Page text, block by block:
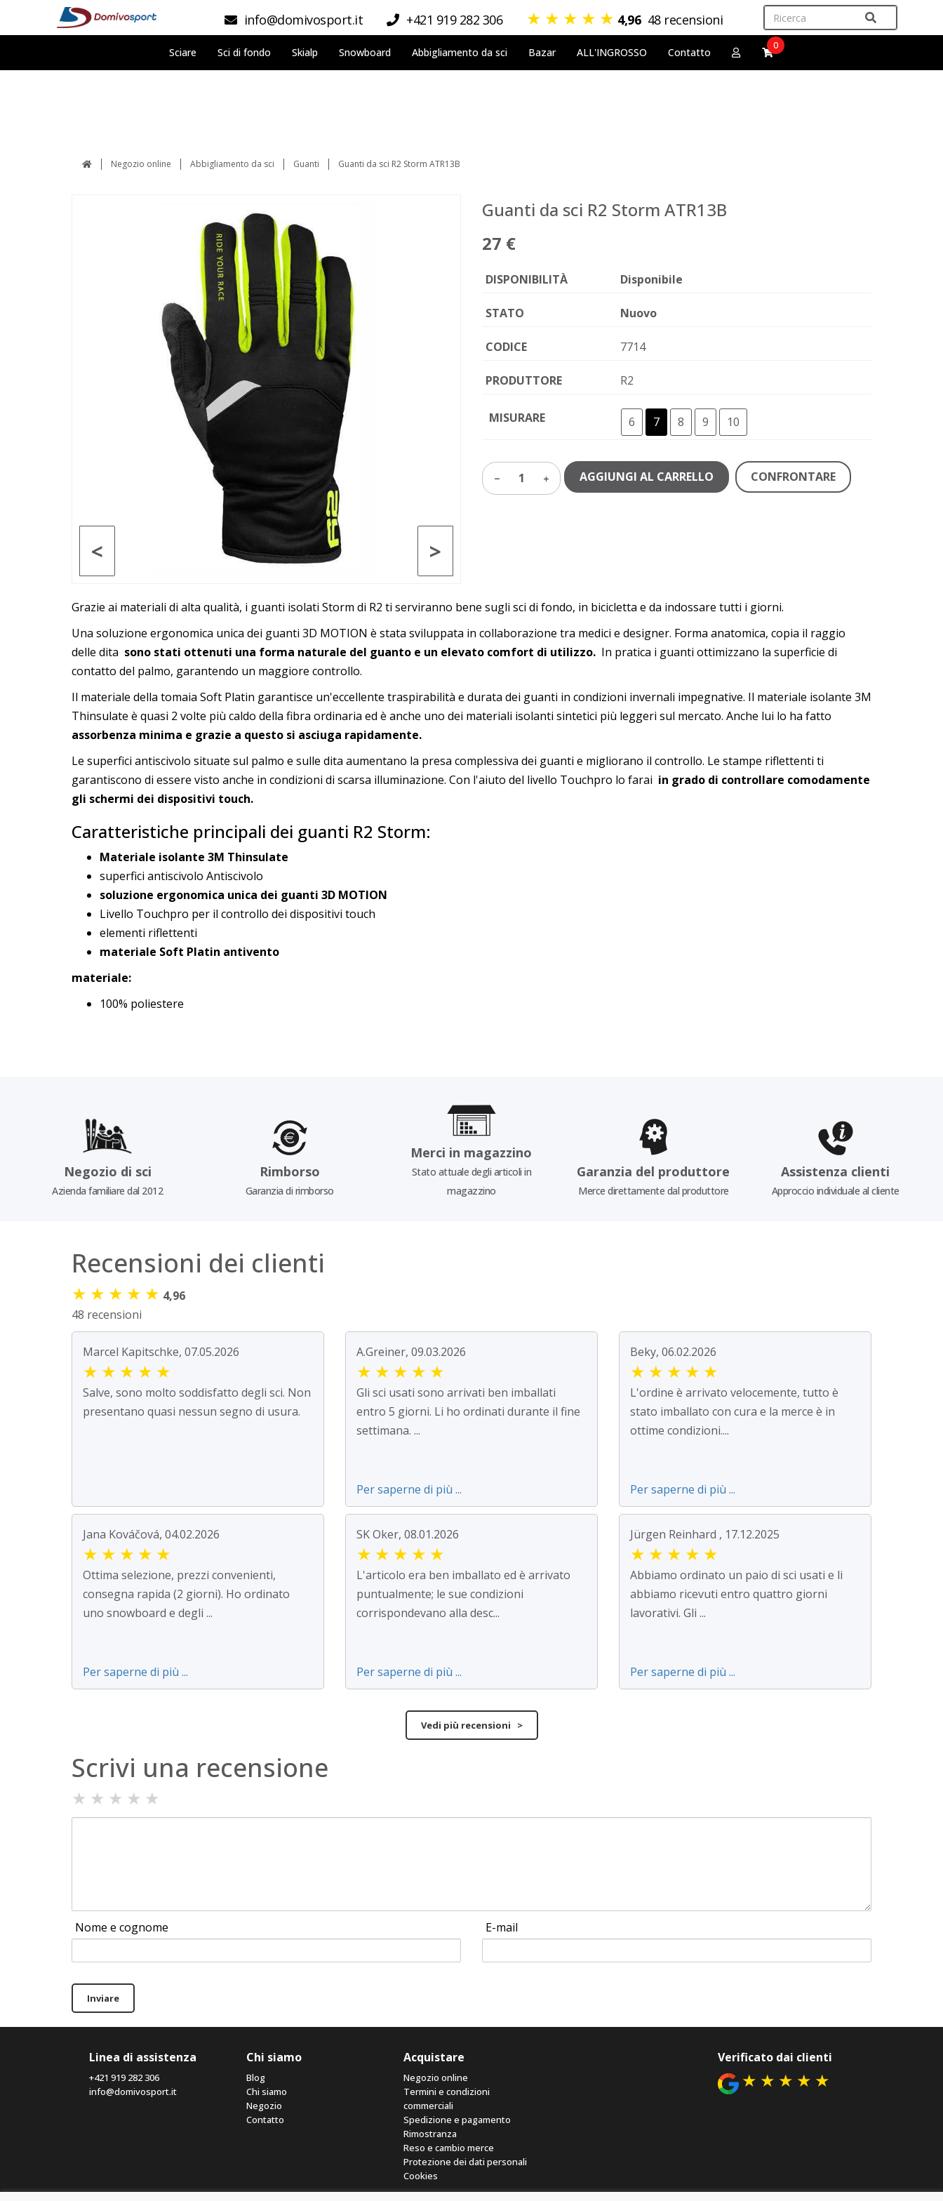
info@domivosport.it +421 919 282 306 ★ ★ ★ ★ ★ 4,96 48 recensioni
Sciare Sci di fondo Skialp Snowboard Abbigliamento da sci Bazar ALL'INGROSSO Contatto
0
Negozio online Abbigliamento da sci Guanti Guanti da sci R2 Storm ATR13B
>
<
Guanti da sci R2 Storm ATR13B
27 €
DISPONIBILITÀ Disponibile
STATO Nuovo
CODICE 7714
PRODUTTORE R2
MISURARE 6 7 8 9 10
1 AGGIUNGI AL CARRELLO CONFRONTARE
Grazie ai materiali di alta qualità, i guanti isolati Storm di R2 ti serviranno bene sugli sci di fondo, in bicicletta e da indossare tutti i giorni.
Una soluzione ergonomica unica dei guanti 3D MOTION è stata sviluppata in collaborazione tra medici e designer. Forma anatomica, copia il raggio
delle dita sono stati ottenuti una forma naturale del guanto e un elevato comfort di utilizzo. In pratica i guanti ottimizzano la superficie di
contatto del palmo, garantendo un maggiore controllo.
Il materiale della tomaia Soft Platin garantisce un'eccellente traspirabilità e durata dei guanti in condizioni invernali impegnative. Il materiale isolante 3M
Thinsulate è quasi 2 volte più caldo della fibra ordinaria ed è anche uno dei materiali isolanti sintetici più leggeri sul mercato. Anche lui lo ha fatto
assorbenza minima e grazie a questo si asciuga rapidamente.
Le superfici antiscivolo situate sul palmo e sulle dita aumentano la presa complessiva dei guanti e migliorano il controllo. Le stampe riflettenti ti
garantiscono di essere visto anche in condizioni di scarsa illuminazione. Con l'aiuto del livello Touchpro lo farai in grado di controllare comodamente
gli schermi dei dispositivi touch.
Caratteristiche principali dei guanti R2 Storm:
Materiale isolante 3M Thinsulate
superfici antiscivolo Antiscivolo
soluzione ergonomica unica dei guanti 3D MOTION
Livello Touchpro per il controllo dei dispositivi touch
elementi riflettenti
materiale Soft Platin antivento
materiale:
100% poliestere
Negozio di sci
Azienda familiare dal 2012
Rimborso
Garanzia di rimborso
Merci in magazzino
Stato attuale degli articoli in
magazzino
Garanzia del produttore
Merce direttamente dal produttore
Assistenza clienti
Approccio individuale al cliente
Recensioni dei clienti
★ ★ ★ ★ ★ 4,96
48 recensioni
Marcel Kapitschke, 07.05.2026
★ ★ ★ ★ ★
Salve, sono molto soddisfatto degli sci. Non
presentano quasi nessun segno di usura.
A.Greiner, 09.03.2026
★ ★ ★ ★ ★
Gli sci usati sono arrivati ben imballati
entro 5 giorni. Li ho ordinati durante il fine
settimana. ...
Per saperne di più ...
Beky, 06.02.2026
★ ★ ★ ★ ★
L'ordine è arrivato velocemente, tutto è
stato imballato con cura e la merce è in
ottime condizioni....
Per saperne di più ...
Jana Kováčová, 04.02.2026
★ ★ ★ ★ ★
Ottima selezione, prezzi convenienti,
consegna rapida (2 giorni). Ho ordinato
uno snowboard e degli ...
Per saperne di più ...
SK Oker, 08.01.2026
★ ★ ★ ★ ★
L'articolo era ben imballato ed è arrivato
puntualmente; le sue condizioni
corrispondevano alla desc...
Per saperne di più ...
Jürgen Reinhard , 17.12.2025
★ ★ ★ ★ ★
Abbiamo ordinato un paio di sci usati e li
abbiamo ricevuti entro quattro giorni
lavorativi. Gli ...
Per saperne di più ...
Vedi più recensioni >
Scrivi una recensione
★ ★ ★ ★ ★
Nome e cognome E-mail
Inviare
Linea di assistenza
+421 919 282 306
info@domivosport.it
Chi siamo
Blog
Chi siamo
Negozio
Contatto
Acquistare
Negozio online
Termini e condizioni
commerciali
Spedizione e pagamento
Rimostranza
Reso e cambio merce
Protezione dei dati personali
Cookies
Verificato dai clienti
★ ★ ★ ★ ★